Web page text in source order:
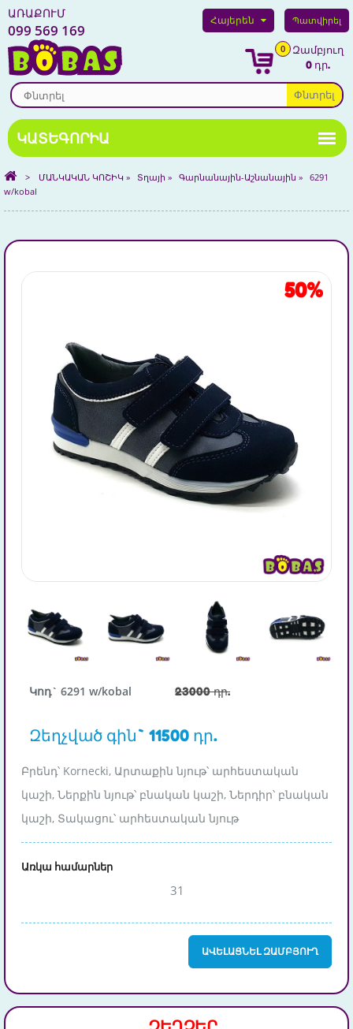
ԱՌԱՔՈՒՄ
099 569 169
Հայերեն Պատվիրել
Փնտրել
0
Զամբյուղ
0 դր.
> ՄԱՆԿԱԿԱՆ ԿՈՇԻԿ » Տղայի » Գարնանային-Աշնանային » 6291
w/kobal
50%
Կոդ` 6291 w/kobal 23000 դր.
Զեղչված գին` 11500 դր.
Բրենդ՝ Kornecki, Արտաքին նյութ՝ արհեստական
կաշի, Ներքին նյութ՝ բնական կաշի, Ներդիր՝ բնական
կաշի, Տակացու՝ արհեստական նյութ
Առկա համարներ
31
ԱՎԵԼԱՑՆԵԼ ԶԱՄԲՅՈՒՂ